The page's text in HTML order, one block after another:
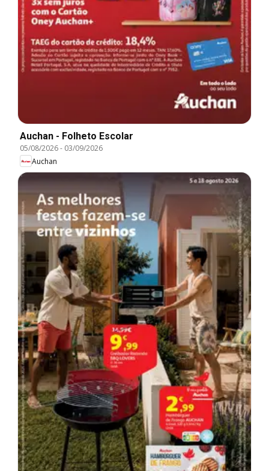
Auchan - Folheto Escolar
05/08/2026- 03/09/2026
Auchan